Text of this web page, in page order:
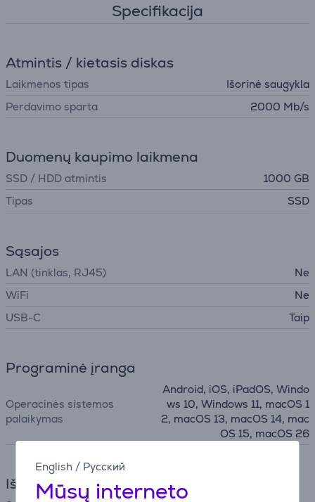
English / Русский
Mūsų interneto
Specifikacija
Atmintis / kietasis diskas
Laikmenos tipas
Išorinė saugykla
Perdavimo sparta
2000 Mb/s
Duomenų kaupimo laikmena
SSD / HDD atmintis
1000 GB
Tipas
SSD
Sąsajos
LAN (tinklas, RJ45)
Ne
WiFi
Ne
USB-C
Taip
Programinė įranga
Operacinės sistemos
palaikymas
Android, iOS, iPadOS, Windo
ws 10, Windows 11, macOS 1
2, macOS 13, macOS 14, mac
OS 15, macOS 26
Išmatavimai